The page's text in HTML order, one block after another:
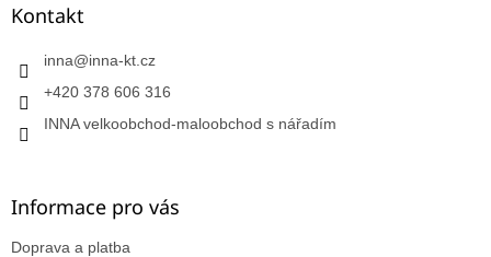
Kontakt
inna@inna-kt.cz
+420 378 606 316
INNA velkoobchod-maloobchod s nářadím
Informace pro vás
Doprava a platba